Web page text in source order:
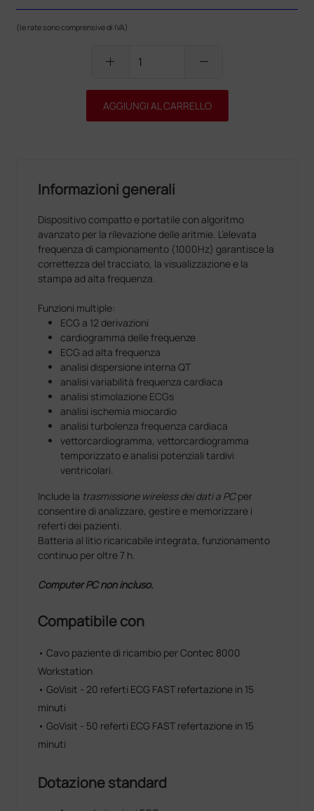
(le rate sono comprensive di IVA)
add remove
AGGIUNGI AL CARRELLO
Informazioni generali
Dispositivo compatto e portatile con algoritmo
avanzato per la rilevazione delle aritmie. L’elevata
frequenza di campionamento (1000Hz) garantisce la
correttezza del tracciato, la visualizzazione e la
stampa ad alta frequenza.
Funzioni multiple:
ECG a 12 derivazioni
cardiogramma delle frequenze
ECG ad alta frequenza
analisi dispersione interna QT
analisi variabilità frequenza cardiaca
analisi stimolazione ECGs
analisi ischemia miocardio
analisi turbolenza frequenza cardiaca
vettorcardiogramma, vettorcardiogramma
temporizzato e analisi potenziali tardivi
ventricolari.
Include la trasmissione wireless dei dati a PCper
consentire di analizzare, gestire e memorizzare i
referti dei pazienti.
Batteria al litio ricaricabile integrata, funzionamento
continuo per oltre 7 h.
Computer PC non incluso.
Compatibile con
• Cavo paziente di ricambio per Contec 8000
Workstation
• GoVisit - 20 referti ECG FAST refertazione in 15
minuti
• GoVisit - 50 referti ECG FAST refertazione in 15
minuti
Dotazione standard